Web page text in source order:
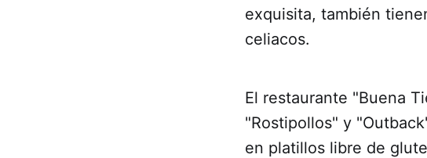
exquisita, también
celiacos.
El restaurante "Buena
"Rostipollos" y
en platillos libre de